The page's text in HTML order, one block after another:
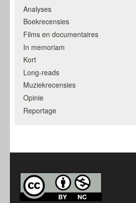
Analyses
Boekrecensies
Films en documentaires
In memoriam
Kort
Long-reads
Muziekrecensies
Opinie
Reportage